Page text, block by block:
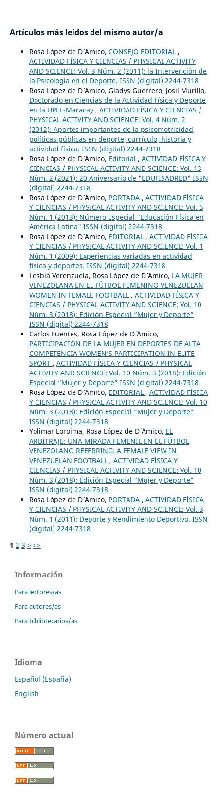
Artículos más leídos del mismo autor/a
Rosa López de D´ ´Amico, CONSEJO EDITORIAL ,
ACTIVIDAD FÍSICA Y CIENCIAS / PHYSICAL ACTIVITY
AND SCIENCE: Vol. 3 Núm. 2 (2011): la Intervención de
la Psicología en el Deporte. ISSN (digital) 2244-7318
Rosa López de D´ ´Amico, Gladys Guerrero, Josil Murillo,
Doctorado en Ciencias de la Actividad Física y Deporte
en la UPEL-Maracay , ACTIVIDAD FÍSICA Y CIENCIAS /
PHYSICAL ACTIVITY AND SCIENCE: Vol. 4 Núm. 2
(2012): Aportes importantes de la psicomotricidad,
políticas públicas en deporte, currículo, historia y
actividad física. ISSN (digital) 2244-7318
Rosa López de D´ ´Amico, Editorial , ACTIVIDAD FÍSICA Y
CIENCIAS / PHYSICAL ACTIVITY AND SCIENCE: Vol. 13
Núm. 2 (2021): 20 Aniversario de "EDUFISADRED" ISSN
(digital) 2244-7318
Rosa López de D´ ´Amico, PORTADA , ACTIVIDAD FÍSICA
Y CIENCIAS / PHYSICAL ACTIVITY AND SCIENCE: Vol. 5
Núm. 1 (2013): Número Especial "Educación Física en
América Latina" ISSN (digital) 2244-7318
Rosa López de D´ ´Amico, EDITORIAL , ACTIVIDAD FÍSICA
Y CIENCIAS / PHYSICAL ACTIVITY AND SCIENCE: Vol. 1
Núm. 1 (2009): Experiencias variadas en actividad
física y deportes. ISSN (digital) 2244-7318
Lesbia Verenzuela, Rosa López de D´ ´Amico, LA MUJER
VENEZOLANA EN EL FÚTBOL FEMENINO VENEZUELAN
WOMEN IN FEMALE FOOTBALL , ACTIVIDAD FÍSICA Y
CIENCIAS / PHYSICAL ACTIVITY AND SCIENCE: Vol. 10
Núm. 3 (2018): Edición Especial “Mujer y Deporte”
ISSN (digital) 2244-7318
Carlos Fuentes, Rosa López de D´ ´Amico,
PARTICIPACIÓN DE LA MUJER EN DEPORTES DE ALTA
COMPETENCIA WOMEN’S PARTICIPATION IN ELITE
SPORT , ACTIVIDAD FÍSICA Y CIENCIAS / PHYSICAL
ACTIVITY AND SCIENCE: Vol. 10 Núm. 3 (2018): Edición
Especial “Mujer y Deporte” ISSN (digital) 2244-7318
Rosa López de D´ ´Amico, EDITORIAL , ACTIVIDAD FÍSICA
Y CIENCIAS / PHYSICAL ACTIVITY AND SCIENCE: Vol. 10
Núm. 3 (2018): Edición Especial “Mujer y Deporte”
ISSN (digital) 2244-7318
Yolimar Loroima, Rosa López de D´ ´Amico, EL
ARBITRAJE: UNA MIRADA FEMENIL EN EL FÚTBOL
VENEZOLANO REFERRING: A FEMALE VIEW IN
VENEZUELAN FOOTBALL , ACTIVIDAD FÍSICA Y
CIENCIAS / PHYSICAL ACTIVITY AND SCIENCE: Vol. 10
Núm. 3 (2018): Edición Especial “Mujer y Deporte”
ISSN (digital) 2244-7318
Rosa López de D´ ´Amico, PORTADA , ACTIVIDAD FÍSICA
Y CIENCIAS / PHYSICAL ACTIVITY AND SCIENCE: Vol. 3
Núm. 1 (2011): Deporte y Rendimiento Deportivo. ISSN
(digital) 2244-7318
1 2 3 > >>
Información
Para lectores/as
Para autores/as
Para bibliotecarios/as
Idioma
Español (España)
English
Número actual